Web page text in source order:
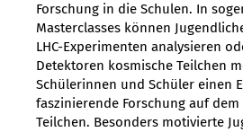
Forschung in die Schulen. In
Masterclasses können
LHC-Experimenten analysieren
Detektoren kosmische Teilchen
Schülerinnen und Schüler einen
faszinierende Forschung auf
Teilchen. Besonders motivierte